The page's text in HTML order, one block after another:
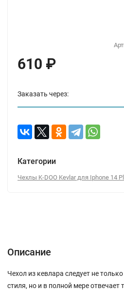
610 ₽
Заказать через:
Категории
Чехлы K-DOO Kevlar для Iphone 14
Описание
Чехол из кевлара следует не
стиля, но и в полной мере отвечает